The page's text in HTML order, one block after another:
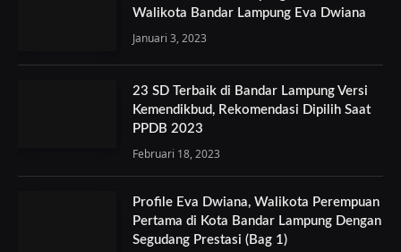
Walikota Bandar Lampung Eva Dwiana
Januari 3, 2023
23 SD Terbaik di Bandar Lampung Versi
Kemendikbud, Rekomendasi Dipilih Saat
PPDB 2023
Februari 18, 2023
Profile Eva Dwiana, Walikota Perempuan
Pertama di Kota Bandar Lampung Dengan
Segudang Prestasi (Bag 1)